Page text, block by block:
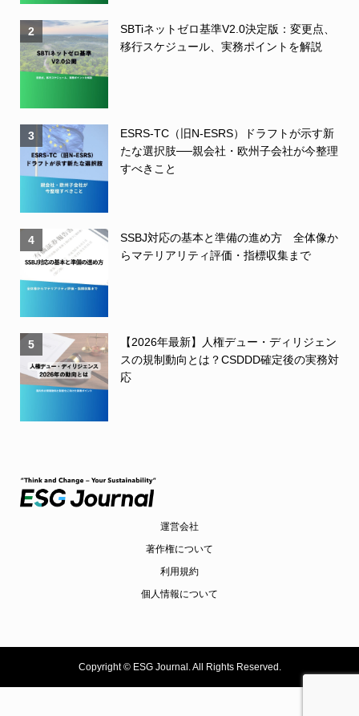
2
SBTiネットゼロ基準V2.0決定版：変更点、
移行スケジュール、実務ポイントを解説
3
ESRS-TC（旧N-ESRS）ドラフトが示す新
たな選択肢──親会社・欧州子会社が今整理
すべきこと
4
SSBJ対応の基本と準備の進め方 全体像か
らマテリアリティ評価・指標収集まで
5
【2026年最新】人権デュー・ディリジェン
スの規制動向とは？CSDDD確定後の実務対
応
運営会社
著作権について
利用規約
個人情報について
Copyright ©ESG Journal. All Rights Reserved.